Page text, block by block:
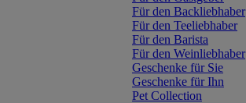
Für den Backliebhaber
Für den Teeliebhaber
Für den Barista
Für den Weinliebhaber
Geschenke für Sie
Geschenke für Ihn
Pet Collection